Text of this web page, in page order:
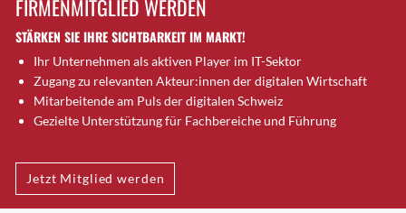
Brugg AG
Brütten
Bubendorf
Bubikon
Buchs (SG)
Bäretswil
Bülach
FIRMENMITGLIED WERDEN
STÄRKEN SIE IHRE SICHTBARKEIT IM MARKT!
Ihr Unternehmen als aktiven Player im IT-Sektor
Zugang zu relevanten Akteur:innen der digitalen Wirtschaft
Mitarbeitende am Puls der digitalen Schweiz
Gezielte Unterstützung für Fachbereiche und Führung
Jetzt Mitglied werden